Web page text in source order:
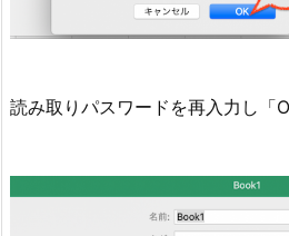
読み取りパスワードを再入力し「